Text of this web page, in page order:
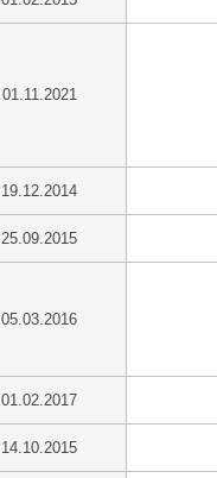
01.11.2021
19.12.2014
25.09.2015
05.03.2016
01.02.2017
14.10.2015